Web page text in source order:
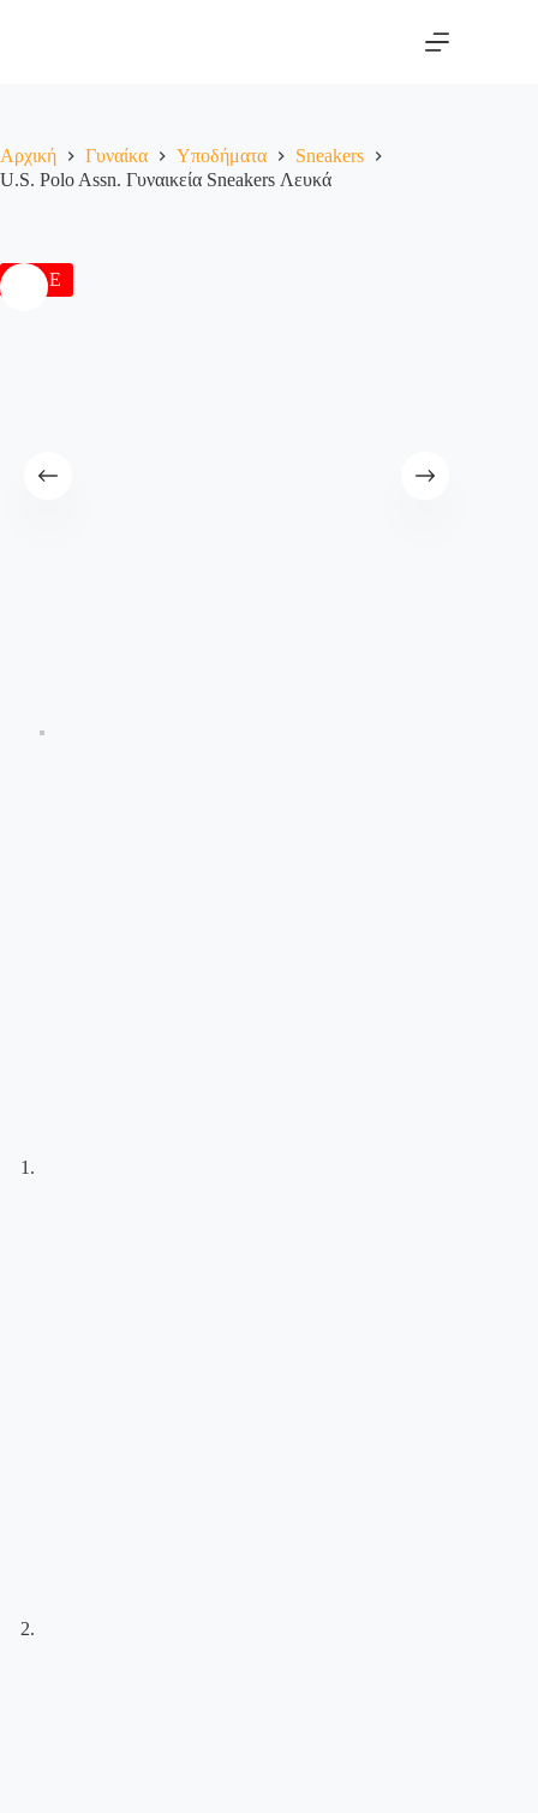
Αρχική Γυναίκα Υποδήματα
Sneakers
U.S. Polo Assn. Γυναικεία Sneakers Λευκά
SALE